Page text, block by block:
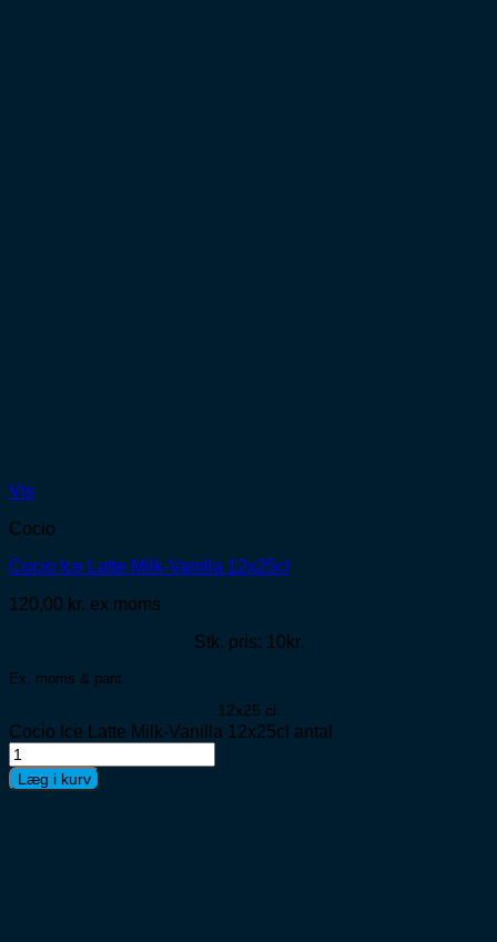
Vis
Cocio
Cocio Ice Latte Milk-Vanilla 12x25cl
120,00 kr. ex moms
Stk. pris: 10kr.
Ex. moms & pant
12x25 cl.
Cocio Ice Latte Milk-Vanilla 12x25cl antal
Læg i kurv